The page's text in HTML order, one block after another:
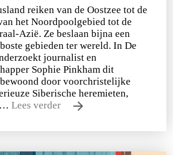
reiken van de Oostzee tot de
het Noordpoolgebied tot de
Azië. Ze beslaan bijna een
gebieden ter wereld. In De
journalist en
Sophie Pinkham dit
door voorchristelijke
Siberische heremieten,
Lees verder